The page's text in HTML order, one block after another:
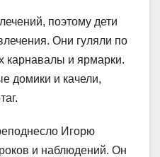
поэтому дети
Они гуляли по
карнавалы и ярмарки.
домики и качели,
Игорю
и наблюдений. Он